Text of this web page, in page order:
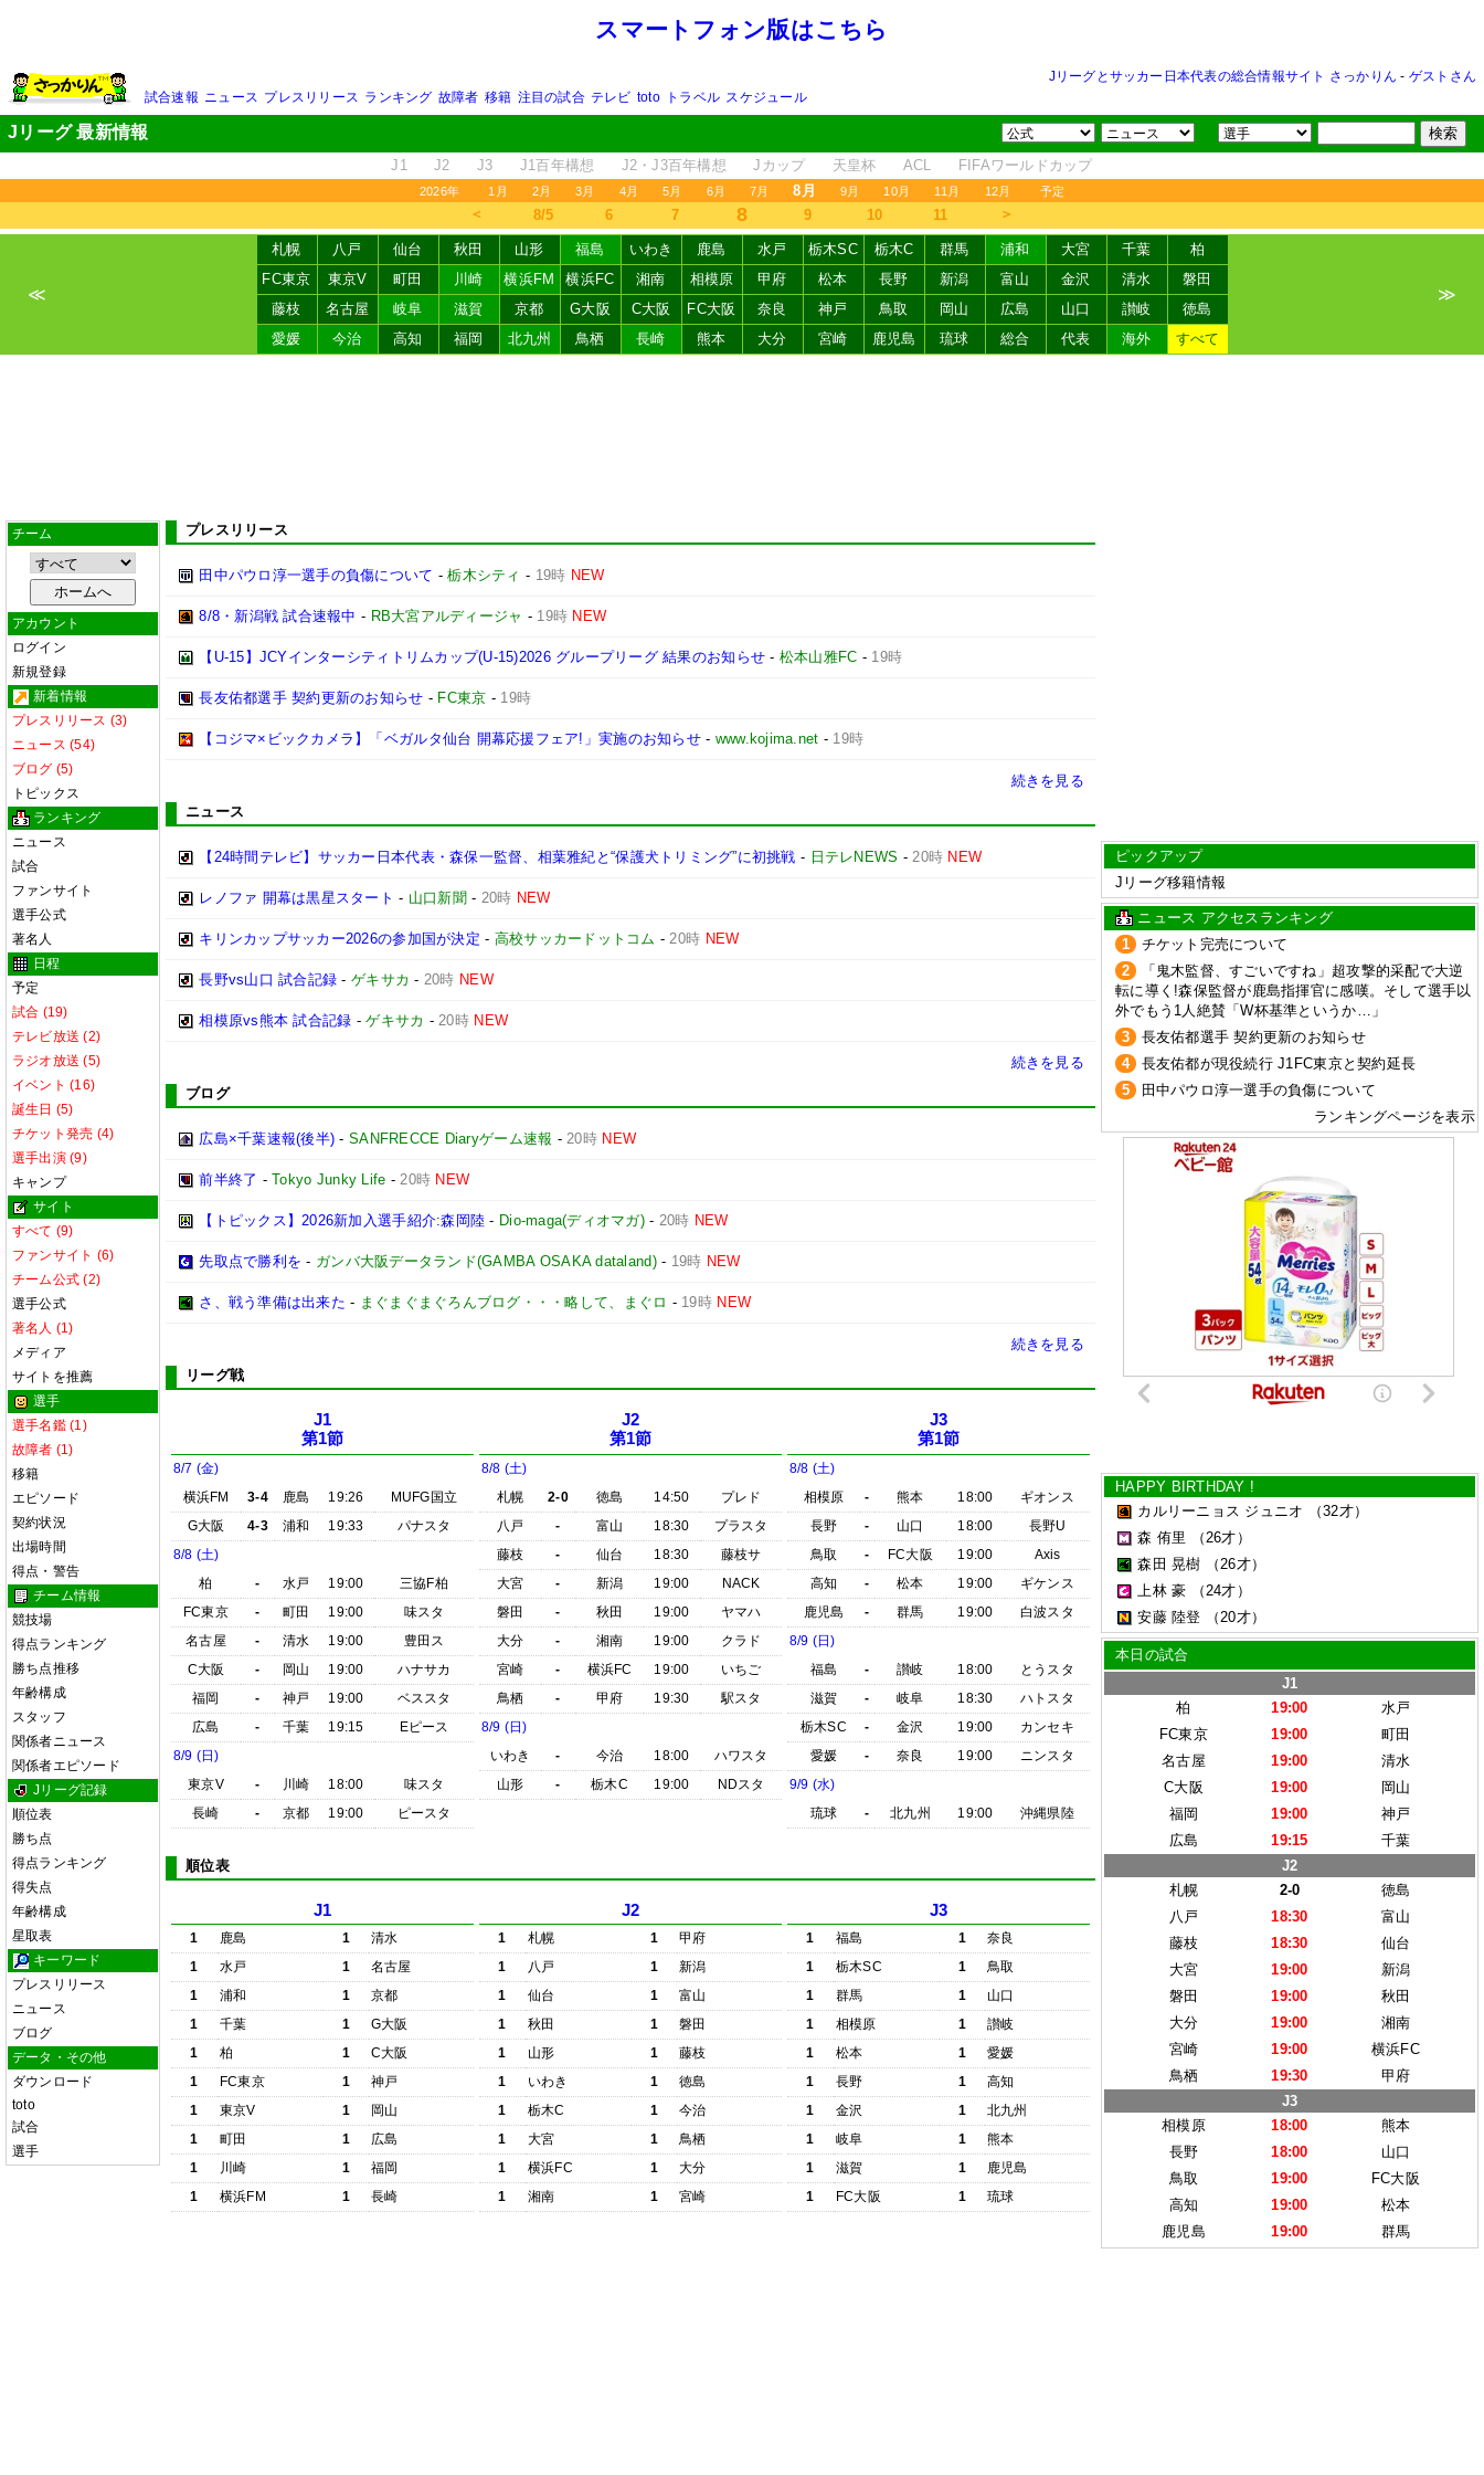
スマートフォン版はこちら
Jリーグとサッカー日本代表の総合情報サイト さっかりん - ゲストさん
試合速報 ニュース プレスリリース ランキング 故障者 移籍 注目の試合 テレビ toto トラベル スケジュール
Jリーグ 最新情報
J1 J2 J3 J1百年構想 J2・J3百年構想 Jカップ 天皇杯 ACL FIFAワールドカップ
2026年 1月 2月 3月 4月 5月 6月 7月 8月 9月 10月 11月 12月 予定
＜ 8/5 6 7 8 9 10 11 ＞
≪
札幌 八戸 仙台 秋田 山形 福島 いわき 鹿島 水戸 栃木SC 栃木C 群馬 浦和 大宮 千葉
柏
FC東京
東京V 町田 川崎 横浜FM 横浜FC 湘南 相模原 甲府 松本 長野 新潟 富山 金沢 清水
磐田
藤枝
名古屋 岐阜 滋賀 京都 G大阪 C大阪 FC大阪 奈良 神戸 鳥取 岡山 広島 山口 讃岐
徳島
愛媛
今治 高知 福岡 北九州 鳥栖 長崎 熊本 大分 宮崎 鹿児島 琉球 総合 代表 海外 すべて
≫
チーム
アカウント
ログイン
新規登録
新着情報
プレスリリース (3)
ニュース (54)
ブログ (5)
トピックス
ランキング
ニュース
試合
ファンサイト
選手公式
著名人
日程
予定
試合 (19)
テレビ放送 (2)
ラジオ放送 (5)
イベント (16)
誕生日 (5)
チケット発売 (4)
選手出演 (9)
キャンプ
サイト
すべて (9)
ファンサイト (6)
チーム公式 (2)
選手公式
著名人 (1)
メディア
サイトを推薦
選手
選手名鑑 (1)
故障者 (1)
移籍
エピソード
契約状況
出場時間
得点・警告
チーム情報
競技場
得点ランキング
勝ち点推移
年齢構成
スタッフ
関係者ニュース
関係者エピソード
Jリーグ記録
順位表
勝ち点
得点ランキング
得失点
年齢構成
星取表
キーワード
プレスリリース
ニュース
ブログ
データ・その他
ダウンロード
toto
試合
選手
プレスリリース
田中パウロ淳一選手の負傷について -栃木シティ - 19時 NEW
8/8・新潟戦 試合速報中 - RB大宮アルディージャ - 19時 NEW
【U-15】JCYインターシティトリムカップ(U-15)2026 グループリーグ 結果のお知らせ - 松本山雅FC - 19時
長友佑都選手 契約更新のお知らせ - FC東京 - 19時
【コジマ×ビックカメラ】「ベガルタ仙台 開幕応援フェア!」実施のお知らせ- www.kojima.net - 19時
続きを見る
ニュース
【24時間テレビ】サッカー日本代表・森保一監督、相葉雅紀と“保護犬トリミング”に初挑戦 - 日テレNEWS -20時 NEW
レノファ 開幕は黒星スタート - 山口新聞 - 20時 NEW
キリンカップサッカー2026の参加国が決定 - 高校サッカードットコム -20時 NEW
長野vs山口 試合記録 -ゲキサカ - 20時 NEW
相模原vs熊本 試合記録 -ゲキサカ -20時 NEW
続きを見る
ブログ
広島×千葉速報(後半) -SANFRECCE Diaryゲーム速報 -20時 NEW
前半終了 -Tokyo Junky Life -20時 NEW
【トピックス】2026新加入選手紹介:森岡陸 - Dio-maga(ディオマガ)- 20時 NEW
先取点で勝利を - ガンバ大阪データランド(GAMBA OSAKA dataland)- 19時 NEW
さ、戦う準備は出来た - まぐまぐまぐろんブログ・・・略して、まぐロ - 19時 NEW
続きを見る
リーグ戦
J1
第1節
8/7 (金)
横浜FM
3-4 鹿島 19:26
MUFG国立
G大阪
4-3 浦和 19:33
パナスタ
8/8 (土)
柏
- 水戸 19:00
三協F柏
FC東京
- 町田 19:00
味スタ
名古屋
- 清水 19:00
豊田ス
C大阪
- 岡山 19:00
ハナサカ
福岡
- 神戸 19:00
ベススタ
広島
- 千葉 19:15
Eピース
8/9 (日)
東京V
- 川崎 18:00
味スタ
長崎
- 京都 19:00 ピースタ
J2
第1節
8/8 (土)
札幌
2-0 徳島 14:50
プレド
八戸
- 富山 18:30
プラスタ
藤枝
- 仙台 18:30
藤枝サ
大宮
- 新潟 19:00
NACK
磐田
- 秋田 19:00
ヤマハ
大分
- 湘南 19:00
クラド
宮崎
- 横浜FC 19:00
いちご
鳥栖
- 甲府 19:30
駅スタ
8/9 (日)
いわき
- 今治 18:00
ハワスタ
山形
- 栃木C 19:00 NDスタ
J3
第1節
8/8 (土)
相模原
- 熊本 18:00
ギオンス
長野
- 山口 18:00
長野U
鳥取
- FC大阪 19:00
Axis
高知
- 松本 19:00
ギケンス
鹿児島
- 群馬 19:00
白波スタ
8/9 (日)
福島
- 讃岐 18:00
とうスタ
滋賀
- 岐阜 18:30
ハトスタ
栃木SC
- 金沢 19:00
カンセキ
愛媛
- 奈良 19:00
ニンスタ
9/9 (水)
琉球
- 北九州 19:00 沖縄県陸
順位表
J1
1 鹿島 1
清水
1
水戸 1
名古屋
1
浦和 1
京都
1
千葉 1
G大阪
1
柏 1
C大阪
1
FC東京 1
神戸
1
東京V 1
岡山
1
町田 1
広島
1
川崎 1
福岡
1
横浜FM 1 長崎
J2
1 札幌 1
甲府
1
八戸 1
新潟
1
仙台 1
富山
1
秋田 1
磐田
1
山形 1
藤枝
1
いわき 1
徳島
1
栃木C 1
今治
1
大宮 1
鳥栖
1
横浜FC 1
大分
1
湘南 1 宮崎
J3
1 福島 1
奈良
1
栃木SC 1
鳥取
1
群馬 1
山口
1
相模原 1
讃岐
1
松本 1
愛媛
1
長野 1
高知
1
金沢 1
北九州
1
岐阜 1
熊本
1
滋賀 1
鹿児島
1
FC大阪 1 琉球
ピックアップ
Jリーグ移籍情報
ニュース アクセスランキング
1
チケット完売について
2
「鬼木監督、すごいですね」超攻撃的采配で大逆
転に導く!森保監督が鹿島指揮官に感嘆。そして選手以
外でもう1人絶賛「W杯基準というか…」
3
長友佑都選手 契約更新のお知らせ
4
長友佑都が現役続行 J1FC東京と契約延長
5
田中パウロ淳一選手の負傷について
ランキングページを表示
HAPPY BIRTHDAY !
カルリーニョス ジュニオ
（32才）
森 侑里
（26才）
森田 晃樹
（26才）
上林 豪
（24才）
安藤 陸登
（20才）
本日の試合
J1
柏
19:00
水戸
FC東京
19:00
町田
名古屋
19:00
清水
C大阪
19:00
岡山
福岡
19:00
神戸
広島
19:15
千葉
J2
札幌
2-0
徳島
八戸
18:30
富山
藤枝
18:30
仙台
大宮
19:00
新潟
磐田
19:00
秋田
大分
19:00
湘南
宮崎
19:00
横浜FC
鳥栖
19:30
甲府
J3
相模原
18:00
熊本
長野
18:00
山口
鳥取
19:00
FC大阪
高知
19:00
松本
鹿児島
19:00 群馬